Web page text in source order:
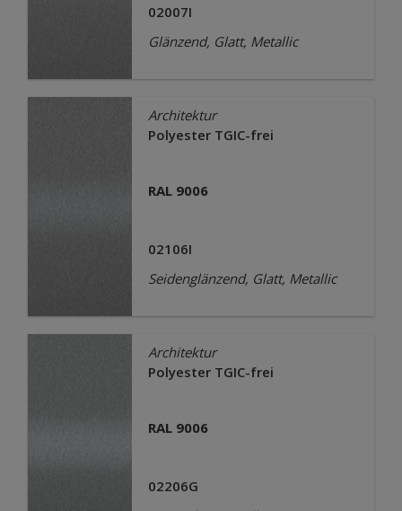
02007I
Glänzend, Glatt, Metallic
Architektur
Polyester TGIC-frei
RAL 9006
02106I
Seidenglänzend, Glatt, Metallic
Architektur
Polyester TGIC-frei
RAL 9006
02206G